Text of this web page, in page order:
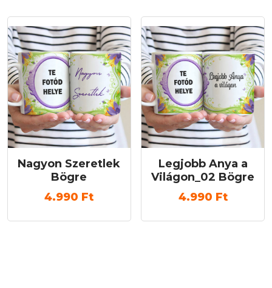
Nagyon Szeretlek
Bögre
4.990 Ft
Legjobb Anya a
Világon_02 Bögre
4.990 Ft